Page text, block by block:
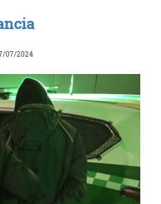
07/2024